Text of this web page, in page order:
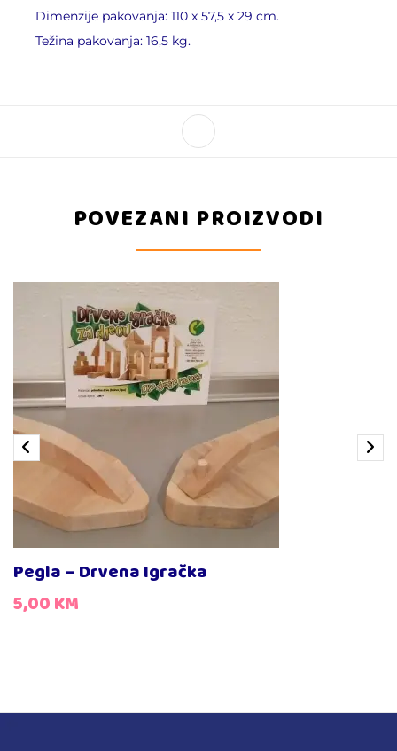
Dimenzije pakovanja: 110 x 57,5 x 29 cm.
Težina pakovanja: 16,5 kg.
POVEZANI PROIZVODI
Pegla – Drvena Igračka
5,00KM